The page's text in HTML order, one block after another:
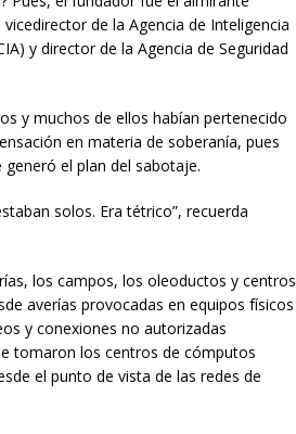
de la Agencia de Inteligencia
y director de la Agencia de Seguridad
y muchos de ellos habían pertenecido
en materia de soberanía, pues
el plan del sabotaje.
solos. Era tétrico”, recuerda
los campos, los oleoductos y centros
averías provocadas en equipos físicos
y conexiones no autorizadas
tomaron los centros de cómputos
el punto de vista de las redes de